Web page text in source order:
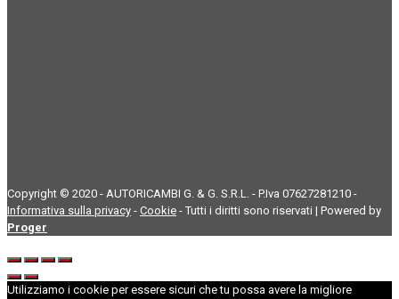
Copyright © 2020 - AUTORICAMBI G. & G. S.R.L. - P.Iva 07627281210 -
Informativa sulla privacy - Cookie - Tutti i diritti sono riservati | Powered by
Proger
Utilizziamo i cookie per essere sicuri che tu possa avere la migliore